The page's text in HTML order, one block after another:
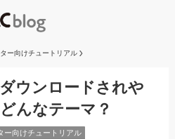
ー向けチュートリアル
ウンロードされや
んなテーマ？
ー向けチュートリアル